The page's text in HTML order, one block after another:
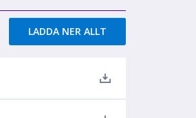
LADDA NER ALLT